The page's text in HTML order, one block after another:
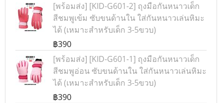
[พร้อมส่ง] [KID-G601-2] ถุงมือกันหนาวเด็ก
สีชมพูเข้ม ซับขนด้านใน ใส่กันหนาวเล่นหิมะ
ได้ (เหมาะสำหรับเด็ก 3-5ขวบ)
฿390
[พร้อมส่ง] [KID-G601-1] ถุงมือกันหนาวเด็ก
สีชมพูอ่อน ซับขนด้านใน ใส่กันหนาวเล่นหิมะ
ได้ (เหมาะสำหรับเด็ก 3-5ขวบ)
฿390